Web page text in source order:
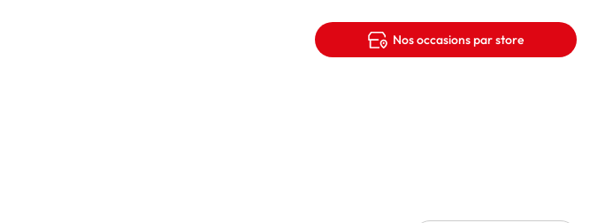
Nos occasions par store